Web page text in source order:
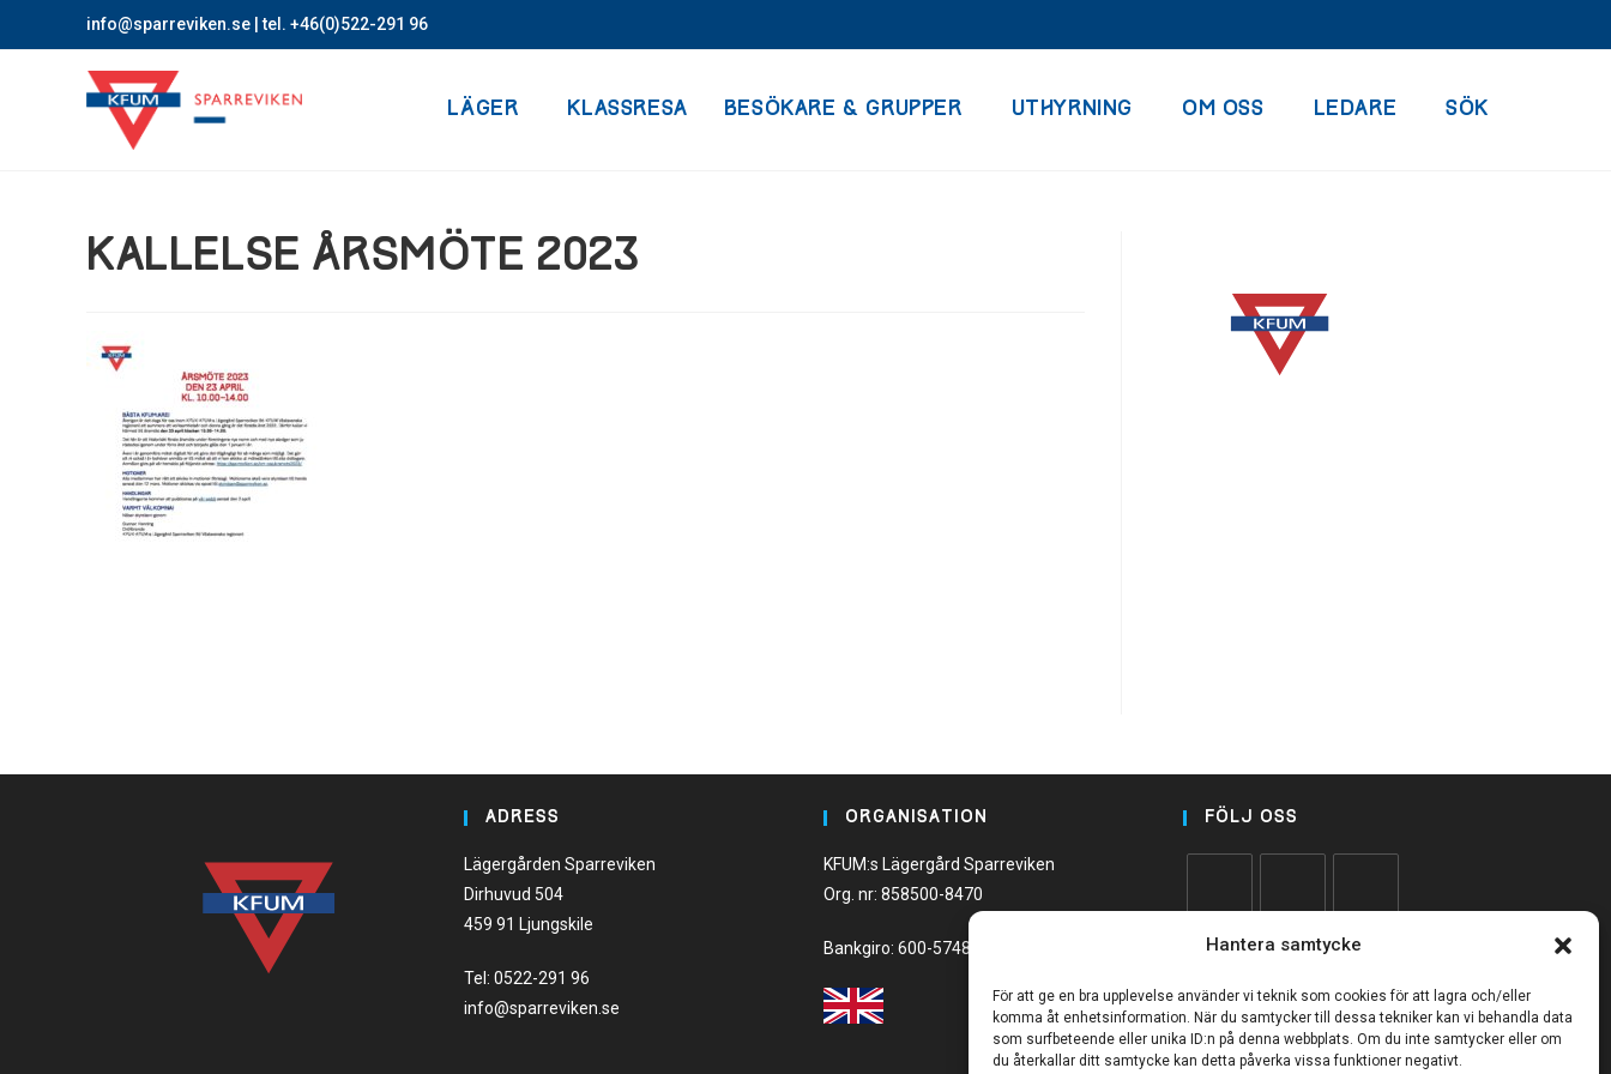
Hantera samtycke
För att ge en bra upplevelse använder vi teknik som cookies för att lagra och/eller
komma åt enhetsinformation. När du samtycker till dessa tekniker kan vi behandla data
som surfbeteende eller unika ID:n på denna webbplats. Om du inte samtycker eller om
du återkallar ditt samtycke kan detta påverka vissa funktioner negativt.
info@sparreviken.se | tel. +46(0)522-291 96
LÄGER KLASSRESA BESÖKARE & GRUPPER UTHYRNING OM OSS LEDARE SÖK
KALLELSE ÅRSMÖTE 2023
ADRESS
Lägergården Sparreviken
Dirhuvud 504
459 91 Ljungskile
Tel: 0522-291 96
info@sparreviken.se
ORGANISATION
KFUM:s Lägergård Sparreviken
Org. nr: 858500-8470
Bankgiro: 600-5748
FÖLJ OSS